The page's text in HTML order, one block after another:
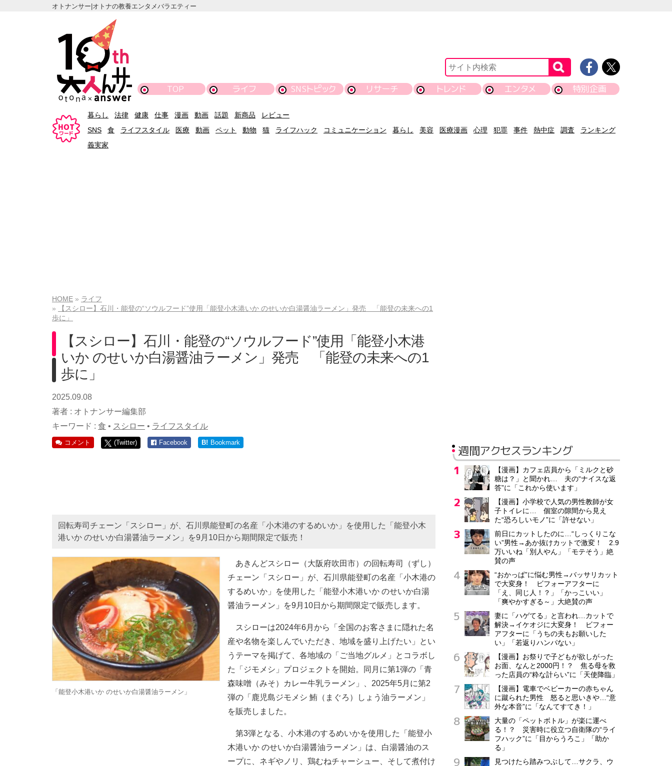
オトナンサー|オトナの教養エンタメバラエティー
TOP ライフ SNSトピック リサーチ トレンド エンタメ 特別企画
暮らし 法律 健康 仕事 漫画 動画 話題 新商品
レビュー
SNS
食 ライフスタイル 医療 動画 ペット 動物 猫 ライフハック コミュニケーション 暮らし 美容 医療漫画 心理 犯罪 事件 熱中症 調査
ランキング
義実家
HOME
ライフ
【スシロー】石川・能登の“ソウルフード”使用「能登小木港いか のせいか白湯醤油ラーメン」発売 「能登の未来への1
歩に」
【スシロー】石川・能登の“ソウルフード”使用「能登小木港
いか のせいか白湯醤油ラーメン」発売 「能登の未来への1
歩に」
2025.09.08
著者 : オトナンサー編集部
キーワード : 食 • スシロー • ライフスタイル
コメント (Twitter) Facebook B! Bookmark
回転寿司チェーン「スシロー」が、石川県能登町の名産「小木港のするめいか」を使用した「能登小木
港いか のせいか白湯醤油ラーメン」を9月10日から期間限定で販売！
「能登小木港いか のせいか白湯醤油ラーメン」
あきんどスシロー（大阪府吹田市）の回転寿司（ずし）
チェーン「スシロー」が、石川県能登町の名産「小木港の
するめいか」を使用した「能登小木港いか のせいか白湯
醤油ラーメン」を9月10日から期間限定で販売します。
スシローは2024年6月から「全国のお客さまに隠れた名
産や名物を楽しんでいただき、地域を盛り上げたい」とい
うテーマを掲げて、各地域の「ご当地グルメ」とコラボし
た「ジモメシ」プロジェクトを開始。同月に第1弾の「青
森味噌（みそ）カレー牛乳ラーメン」、2025年5月に第2
弾の「鹿児島ジモメシ 鮪（まぐろ）しょう油ラーメン」
を販売しました。
第3弾となる、小木港のするめいかを使用した「能登小
木港いか のせいか白湯醤油ラーメン」は、白湯醤油のス
ープに、ネギやノリ、鶏むねチャーシュー、そして煮付け
週間アクセスランキング
【漫画】カフェ店員から「ミルクと砂
糖は？」と聞かれ… 夫の“ナイスな返
答”に「これから使います」
【漫画】小学校で人気の男性教師が女
子トイレに… 個室の隙間から見え
た“恐ろしいモノ”に「許せない」
前日にカットしたのに…“しっくりこな
い”男性→あか抜けカットで激変！ 2.9
万いいね「別人やん」「モテそう」絶
賛の声
“おかっぱ”に悩む男性→バッサリカット
で大変身！ ビフォーアフターに
「え、同じ人！？」「かっこいい」
「爽やかすぎる～」大絶賛の声
妻に「ハゲてる」と言われ…カットで
解決→イケオジに大変身！ ビフォー
アフターに「うちの夫もお願いした
い」「若返りハンパない」
【漫画】お祭りで子どもが欲しがった
お面、なんと2000円！？ 焦る母を救
った店員の“粋な計らい”に「天使降臨」
【漫画】電車でベビーカーの赤ちゃん
に蹴られた男性 怒ると思いきや…“意
外な本音”に「なんてすてき！」
大量の「ペットボトル」が楽に運べ
る！？ 災害時に役立つ自衛隊の“ライ
フハック”に「目からうろこ」「助か
る」
見つけたら踏みつぶして…サクラ、ウ